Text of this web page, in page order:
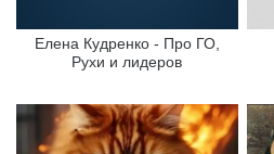
Елена Кудренко - Про ГО,
Рухи и лидеров